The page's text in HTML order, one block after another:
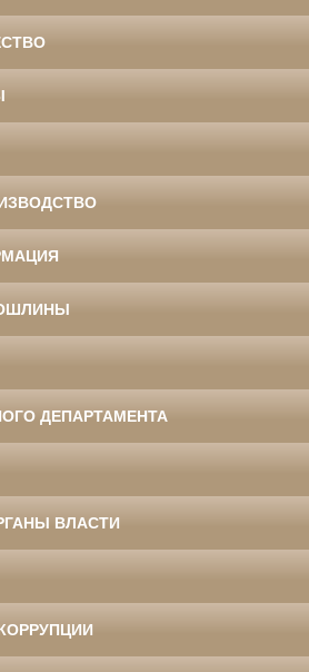
ДЕПАРТАМЕНТА
ВЛАСТИ